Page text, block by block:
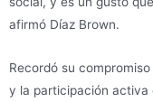
afirmó Díaz Brown.
Recordó su
y la participación activa